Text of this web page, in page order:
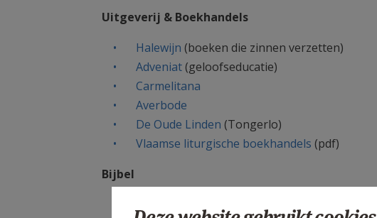
Uitgeverij & Boekhandels
Halewijn (boeken die zinnen verzetten)
Adveniat (geloofseducatie)
Carmelitana
Averbode
De Oude Linden (Tongerlo)
Vlaamse liturgische boekhandels (pdf)
Bijbel